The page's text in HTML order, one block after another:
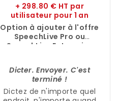
+ 298.80 € HT par
utilisateur pour 1 an
Option à ajouter à l'offre
SpeechLive Pro ou
SpeechLive Enterprise
Dicter. Envoyer. C'est
terminé !
Dictez de n'importe quel